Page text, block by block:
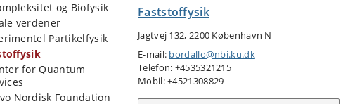
og Biofysik
verdener
Partikelfysik
for Quantum
Nordisk Foundation
Faststoffysik
Jagtvej 132, 2200 København N
E-mail: bordallo@nbi.ku.dk
Telefon: +4535321215
Mobil: +4521308829